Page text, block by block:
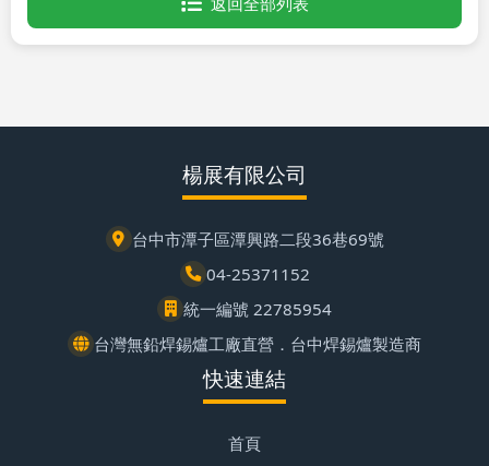
楊展有限公司
台中市潭子區潭興路二段36巷69號
04-25371152
統一編號 22785954
台灣無鉛焊錫爐工廠直營．台中焊錫爐製造商
快速連結
首頁